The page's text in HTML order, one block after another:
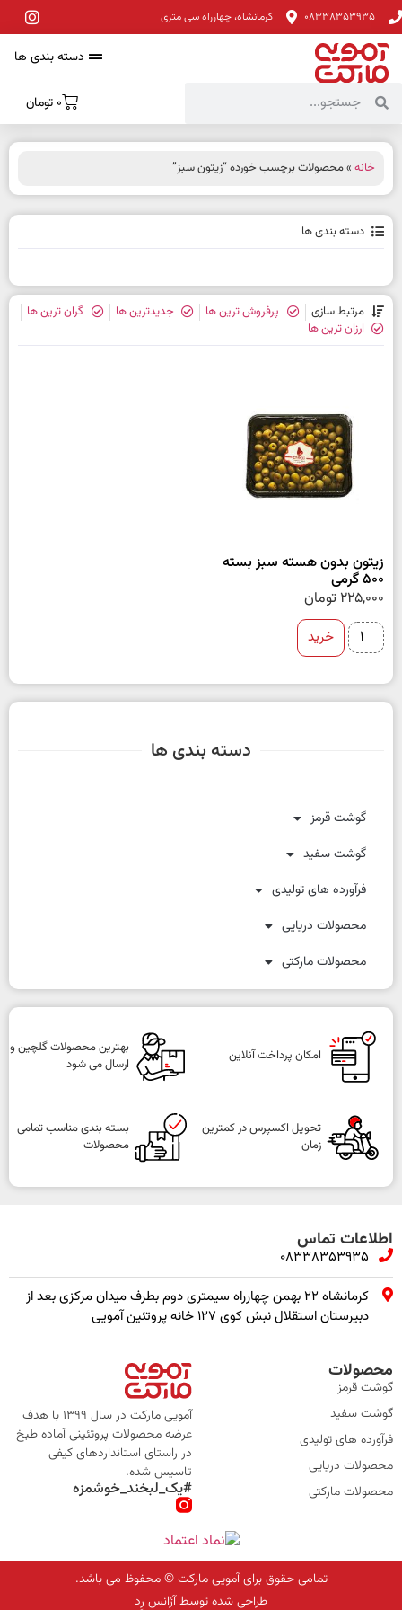
08338353935 کرمانشاه، چهارراه سی متری
دسته بندی ها
0 تومان
دسته بندی ها
گوشت قرمز
گوشت سفید
فرآورده های تولیدی
محصولات دریایی
محصولات مارکتی
خانه » محصولات برچسب خورده “زیتون سبز”
دسته بندی ها
مرتبط سازی پرفروش ترین ها جدیدترین ها
گران ترین ها
ارزان ترین ها
زیتون بدون هسته سبز بسته
500 گرمی
225,000 تومان
خرید
امکان پرداخت آنلاین
بهترین محصولات گلچین و
ارسال می شود
تحویل اکسپرس در کمترین
زمان
بسته بندی مناسب تمامی
محصولات
اطلاعات تماس
08338353935
کرمانشاه ۲۲ بهمن چهارراه سیمتری دوم بطرف میدان مرکزی بعد از
دبیرستان استقلال نبش کوی ۱۲۷ خانه پروتئین آمویی
محصولات
گوشت قرمز
گوشت سفید
فرآورده های تولیدی
محصولات دریایی
محصولات مارکتی
آمویی مارکت در سال 1399 با هدف
عرضه محصولات پروتئینی آماده طبخ
در راستای استانداردهای کیفی
تاسیس شده.
#یک_لبخند_خوشمزه
تمامی حقوق برای آمویی مارکت © محفوظ می باشد.
طراحی شده توسط آژانس رِد